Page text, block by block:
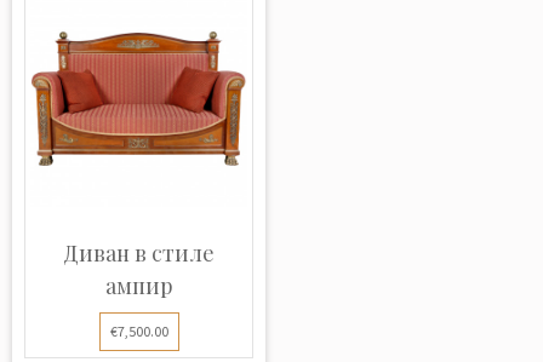
Диван в стиле
ампир
€7,500.00